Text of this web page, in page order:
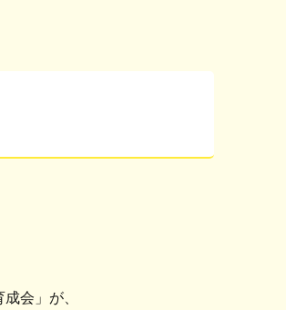
会」が、